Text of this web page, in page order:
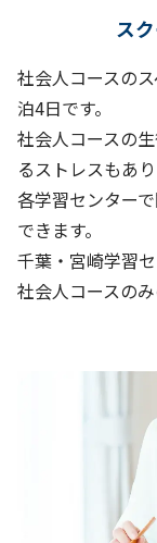
ス
社会人コースの
泊4日です。
社会人コースの
るストレスもあり
各学習センター
できます。
千葉・宮崎学習
社会人コースの